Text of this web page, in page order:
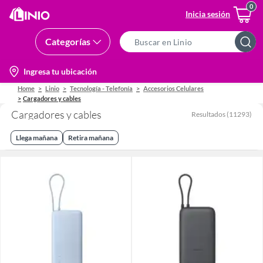
Inicia sesión
Categorías
Bar
location-
icon
Ingresa tu ubicación
Home Linio Tecnología - Telefonía
Accesorios Celulares
Cargadores y cables
Cargadores y cables Resultados (11293)
Llega mañana Retira mañana